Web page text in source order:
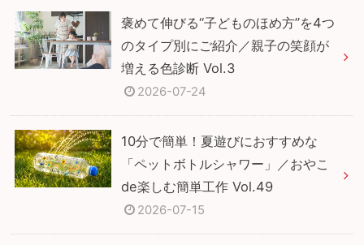
褒めて伸びる“子どものほめ方”を4つ
のタイプ別にご紹介／親子の笑顔が
増える色診断 Vol.3
2026-07-24
10分で簡単！夏遊びにおすすめな
「ペットボトルシャワー」／おやこ
de楽しむ簡単工作 Vol.49
2026-07-15